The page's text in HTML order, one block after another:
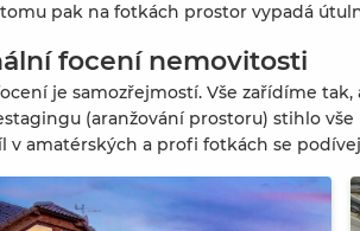
pak na fotkách prostor vypadá
focení nemovitosti
je samozřejmostí. Vše zařídíme tak,
(aranžování prostoru) stihlo
v amatérských a profi fotkách se